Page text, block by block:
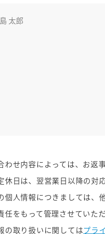
せ内容によっては、お返
日は、翌営業日以降の対
人情報につきましては、
をもって管理させていただ
取り扱いに関してはプラ